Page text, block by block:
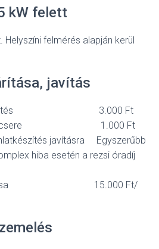
kW felett
Helyszíni felmérés alapján kerül
javítás
vízfeltöltés 3.000 Ft
elemcsere 1.000 Ft
javításra Egyszerűbb
hiba esetén a rezsi óradíj
javítása 15.000 Ft/